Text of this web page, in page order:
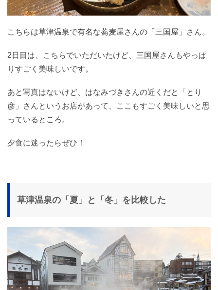
こちらは草津温泉で有名な蕎麦屋さんの「三国屋」さん。
2日目は、こちらでいただいたけど、三国屋さんもやっぱ
りすごく美味しいです。
あと写真はないけど、はなみづきさんの近くだと「とり
彦」さんというお店があって、ここもすごく美味しいと思
っているところ。
夕食に迷ったらぜひ！
草津温泉の「夏」と「冬」を比較した